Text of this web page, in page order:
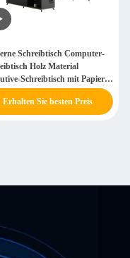
Schreibtisch Computer-
Holz Material
Schreibtisch mit Papier
Erhalten Sie besten Preis